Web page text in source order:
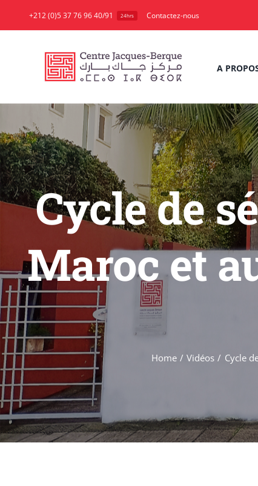
to
+212 (0)5 37 76 96 40/91 24hrs Contactez-nous
A
Cycle de
Maroc et
Home Vidéos Cycle